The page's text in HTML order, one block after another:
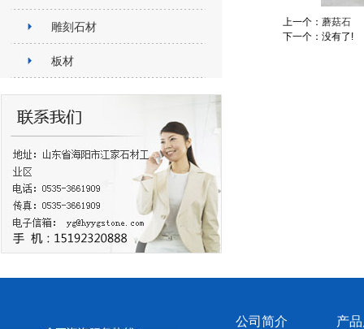
雕刻石材
板材
上一个： 蘑菇石
下一个：没有了!
公司简介 产